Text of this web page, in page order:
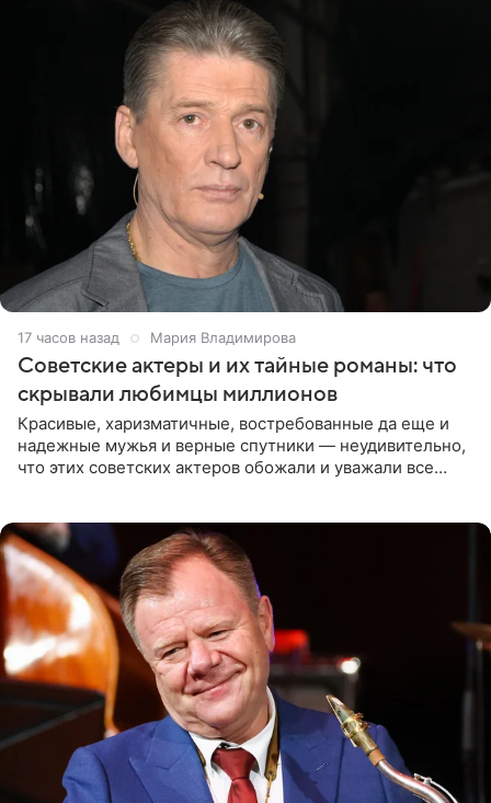
17 часов назад Мария Владимирова
Советские актеры и их тайные романы: что
скрывали любимцы миллионов
Красивые, харизматичные, востребованные да еще и
надежные мужья и верные спутники — неудивительно,
что этих советских актеров обожали и уважали все